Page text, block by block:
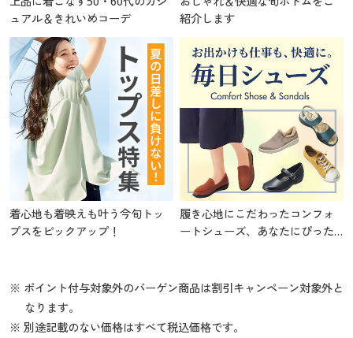
ュアル＆きれいめコーデ
紹介します
着心地も着映えも叶う今旬トッ
プスをピックアップ！
履き心地にこだわったコンフォ
ートシューズ、あなたにぴった
※ ポイント付与対象外のバーゲン商品は割引キャンペーン対象外と
なります。
※ 別途記載のない価格はすべて税込価格です。